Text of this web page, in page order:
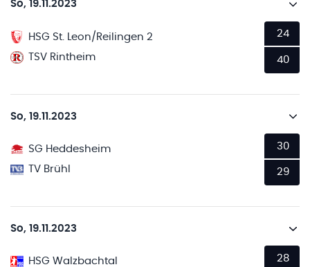
So, 19.11.2023
HSG St. Leon/Reilingen 2
TSV Rintheim
24
40
So, 19.11.2023
SG Heddesheim
TV Brühl
30
29
So, 19.11.2023
HSG Walzbachtal
28